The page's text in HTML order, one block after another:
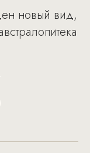
новый вид,